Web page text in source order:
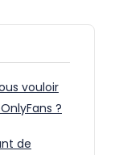
vouloir
?
de